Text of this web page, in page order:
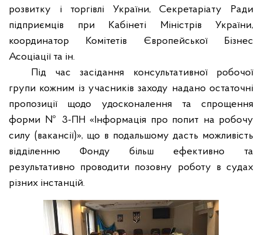
розвитку і торгівлі України, Секретаріату Ради
підприємців при Кабінеті Міністрів України,
координатор Комітетів Європейської Бізнес
Асоціації та ін.
Під час засідання консультативної робочої
групи кожним із учасників заходу надано остаточні
пропозиції щодо удосконалення та спрощення
форми № 3-ПН «Інформація про попит на робочу
силу (вакансії)», що в подальшому дасть можливість
відділенню Фонду більш ефективно та
результативно проводити позовну роботу в судах
різних інстанцій.